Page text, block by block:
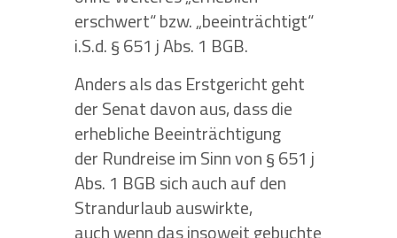
erschwert“ bzw. „beeinträchtigt“
i.S.d. § 651 j Abs. 1 BGB.
Anders als das Erstgericht geht
der Senat davon aus, dass die
erhebliche Beeinträchtigung
der Rundreise im Sinn von § 651 j
Abs. 1 BGB sich auch auf den
Strandurlaub auswirkte,
auch wenn das insoweit gebuchte